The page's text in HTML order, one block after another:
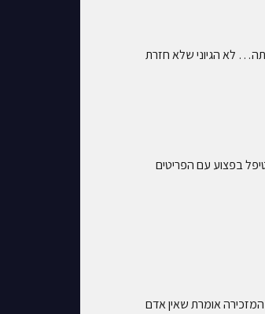
לא הגיוני שלא חזרת
בפצוע עם הפריטים
המזכירה אומרת שאין אדם